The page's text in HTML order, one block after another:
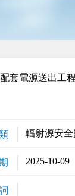
套電源送出工
輻射源安全
2025-10-09